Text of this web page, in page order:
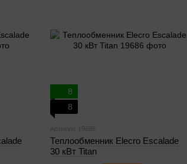
8
8
Артикул: 19686
Теплообменник Elecro Escalade
30 кВт Titan